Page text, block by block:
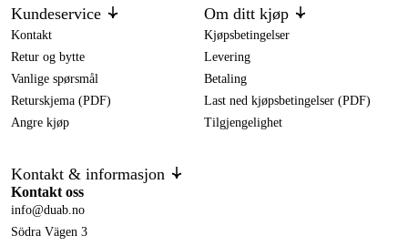
Kundeservice
Kontakt
Retur og bytte
Vanlige spørsmål
Returskjema (PDF)
Angre kjøp
Om ditt kjøp
Kjøpsbetingelser
Levering
Betaling
Last ned kjøpsbetingelser (PDF)
Tilgjengelighet
Kontakt & informasjon
Kontakt oss
info@duab.no
Södra Vägen 3